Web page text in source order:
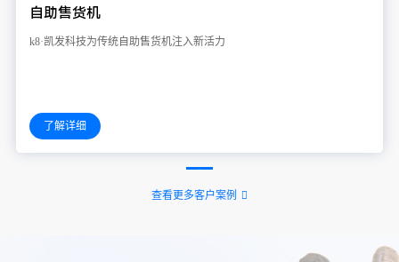
k8·凯发科技为传统自助售货机注入新活力
查看更多客户案例